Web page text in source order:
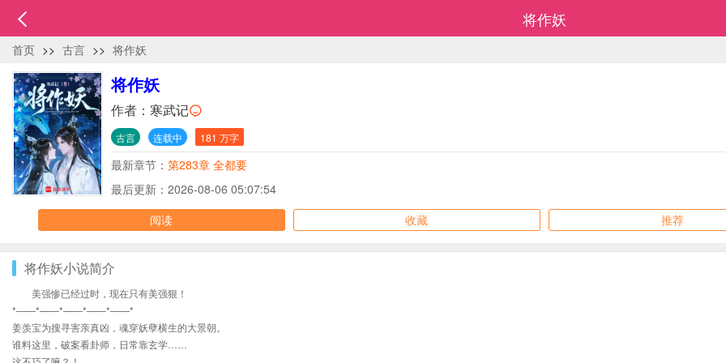
将作妖
首页 >> 古言 >> 将作妖
将作妖
作者： 寒武记
古言 连载中 181 万字
最新章节： 第283章 全都要
最后更新：2026-08-06 05:07:54
阅读
收藏 推荐
将作妖小说简介
美强惨已经过时，现在只有美强狠！
*——*——*——*——*——*
姜羡宝为搜寻害亲真凶，魂穿妖孽横生的大景朝。
谁料这里，破案看卦师，日常靠玄学……